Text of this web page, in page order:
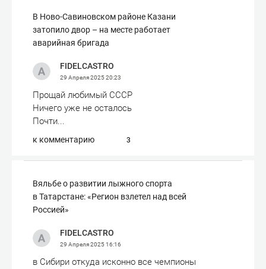
В Ново-Савиновском районе Казани
затопило двор – на месте работает
аварийная бригада
FIDELCASTRO
29 Апреля 202520:23
Прощай любимый СССР
Ничего уже не осталось
Почти...
к комментарию 3
Вяльбе о развитии лыжного спорта
в Татарстане: «Регион взлетел над всей
Россией»
FIDELCASTRO
29 Апреля 202516:16
в Сибири откуда исконно все чемпионы